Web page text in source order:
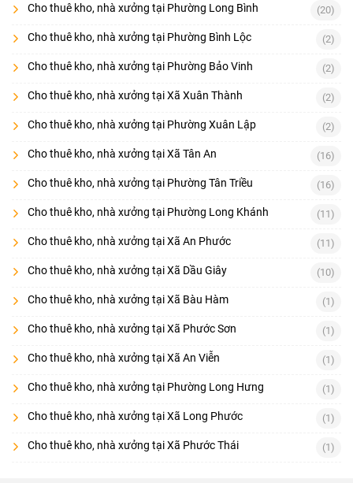
Cho thuê kho, nhà xưởng tại Phường Long Bình (20)
Cho thuê kho, nhà xưởng tại Phường Bình Lộc (2)
Cho thuê kho, nhà xưởng tại Phường Bảo Vinh (2)
Cho thuê kho, nhà xưởng tại Xã Xuân Thành (2)
Cho thuê kho, nhà xưởng tại Phường Xuân Lập (2)
Cho thuê kho, nhà xưởng tại Xã Tân An (16)
Cho thuê kho, nhà xưởng tại Phường Tân Triều (16)
Cho thuê kho, nhà xưởng tại Phường Long Khánh (11)
Cho thuê kho, nhà xưởng tại Xã An Phước (11)
Cho thuê kho, nhà xưởng tại Xã Dầu Giây (10)
Cho thuê kho, nhà xưởng tại Xã Bàu Hàm (1)
Cho thuê kho, nhà xưởng tại Xã Phước Sơn (1)
Cho thuê kho, nhà xưởng tại Xã An Viễn (1)
Cho thuê kho, nhà xưởng tại Phường Long Hưng (1)
Cho thuê kho, nhà xưởng tại Xã Long Phước (1)
Cho thuê kho, nhà xưởng tại Xã Phước Thái (1)